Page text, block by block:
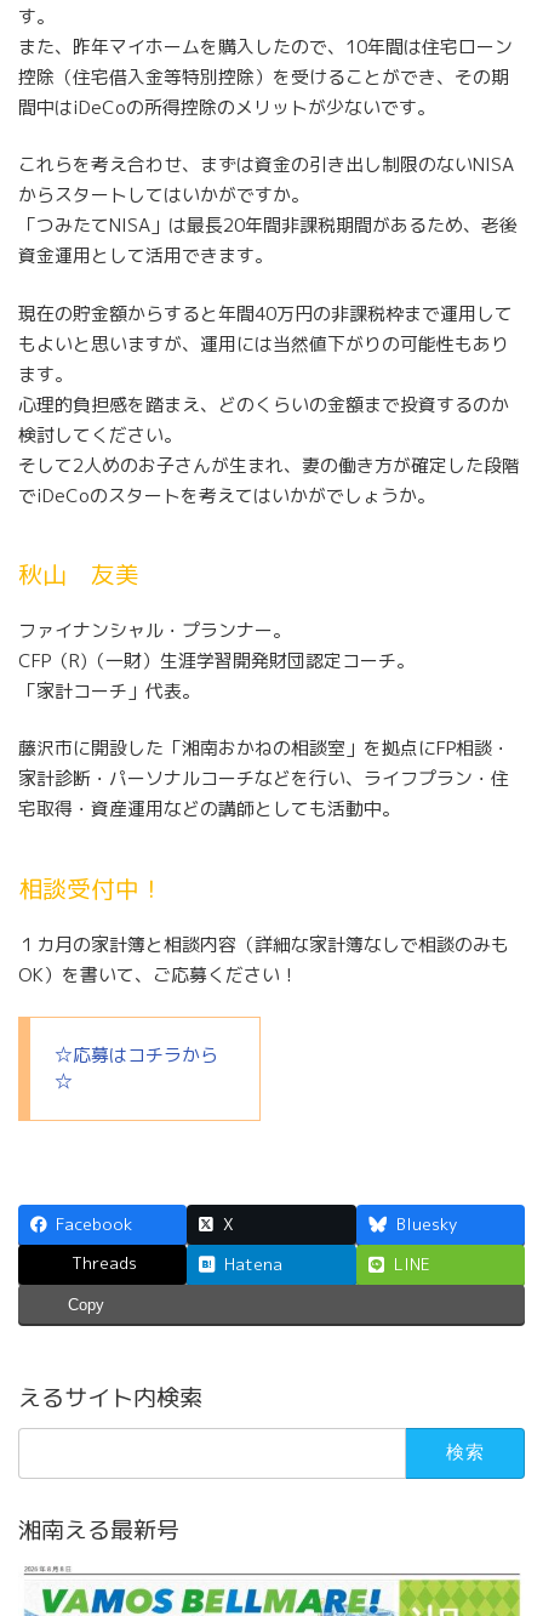
す。
また、昨年マイホームを購入したので、10年間は住宅ローン
控除（住宅借入金等特別控除）を受けることができ、その期
間中はiDeCoの所得控除のメリットが少ないです。
これらを考え合わせ、まずは資金の引き出し制限のないNISA
からスタートしてはいかがですか。
「つみたてNISA」は最長20年間非課税期間があるため、老後
資金運用として活用できます。
現在の貯金額からすると年間40万円の非課税枠まで運用して
もよいと思いますが、運用には当然値下がりの可能性もあり
ます。
心理的負担感を踏まえ、どのくらいの金額まで投資するのか
検討してください。
そして2人めのお子さんが生まれ、妻の働き方が確定した段階
でiDeCoのスタートを考えてはいかがでしょうか。
秋山 友美
ファイナンシャル・プランナー。
CFP（R)（一財）生涯学習開発財団認定コーチ。
「家計コーチ」代表。
藤沢市に開設した「湘南おかねの相談室」を拠点にFP相談・
家計診断・パーソナルコーチなどを行い、ライフプラン・住
宅取得・資産運用などの講師としても活動中。
相談受付中！
１カ月の家計簿と相談内容（詳細な家計簿なしで相談のみも
OK）を書いて、ご応募ください！
☆応募はコチラから
☆
Facebook X
Bluesky
Threads
Hatena LINE
Copy
えるサイト内検索
湘南える最新号